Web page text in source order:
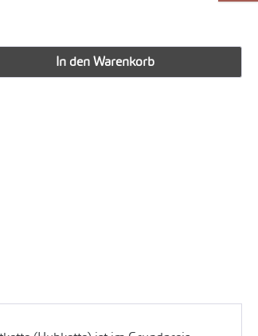
gewünschten Wert ein
In den Warenkorb